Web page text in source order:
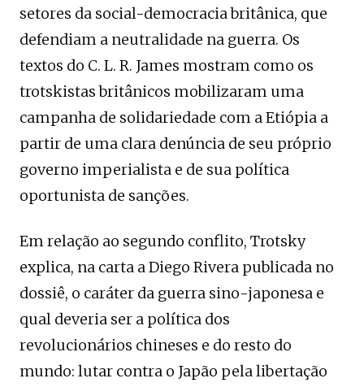
setores da social-democracia britânica, que
defendiam a neutralidade na guerra. Os
textos do C. L. R. James mostram como os
trotskistas britânicos mobilizaram uma
campanha de solidariedade com a Etiópia a
partir de uma clara denúncia de seu próprio
governo imperialista e de sua política
oportunista de sanções.
Em relação ao segundo conflito, Trotsky
explica, na carta a Diego Rivera publicada no
dossiê, o caráter da guerra sino-japonesa e
qual deveria ser a política dos
revolucionários chineses e do resto do
mundo: lutar contra o Japão pela libertação